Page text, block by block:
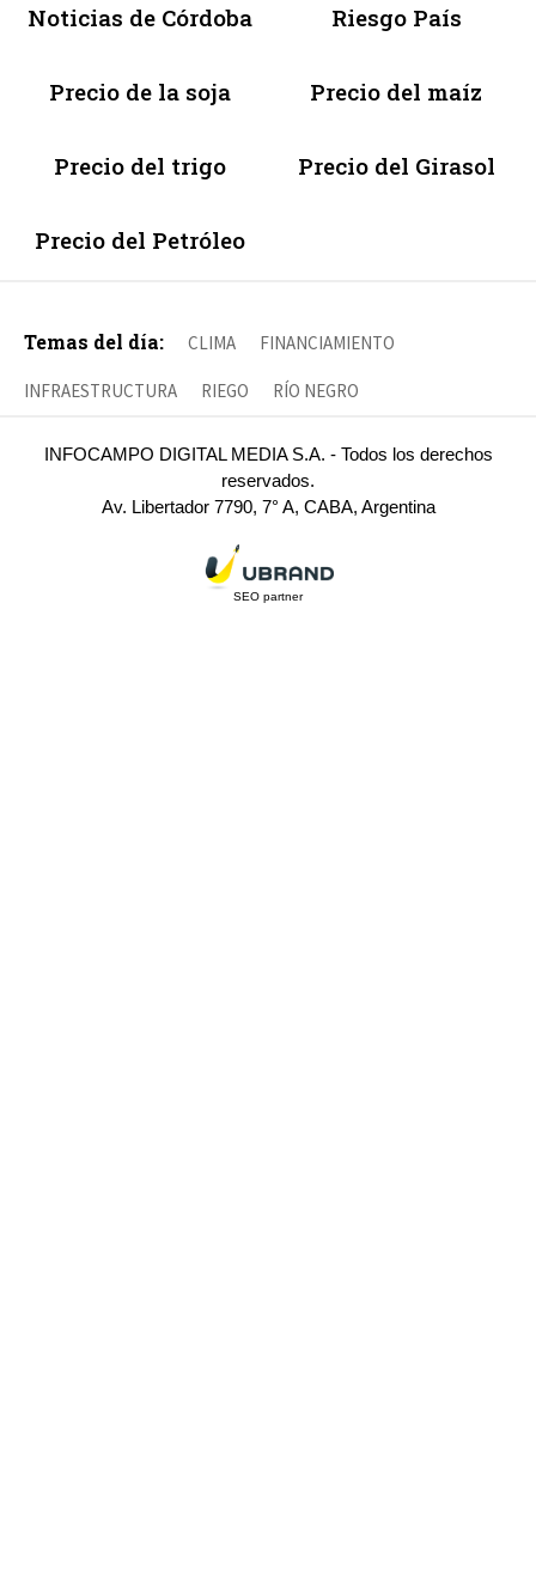
Noticias de Córdoba Riesgo País
Precio de la soja Precio del maíz
Precio del trigo Precio del Girasol
Precio del Petróleo
Temas del día: CLIMA FINANCIAMIENTO
INFRAESTRUCTURA RIEGO RÍO NEGRO
INFOCAMPO DIGITAL MEDIA S.A. - Todos los derechos
reservados.
Av. Libertador 7790, 7° A, CABA, Argentina
SEO partner